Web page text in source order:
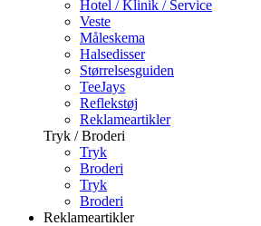
Hotel / Klinik / Service
Veste
Måleskema
Halsedisser
Størrelsesguiden
TeeJays
Reflekstøj
Reklameartikler
Tryk / Broderi
Tryk
Broderi
Tryk
Broderi
Reklameartikler